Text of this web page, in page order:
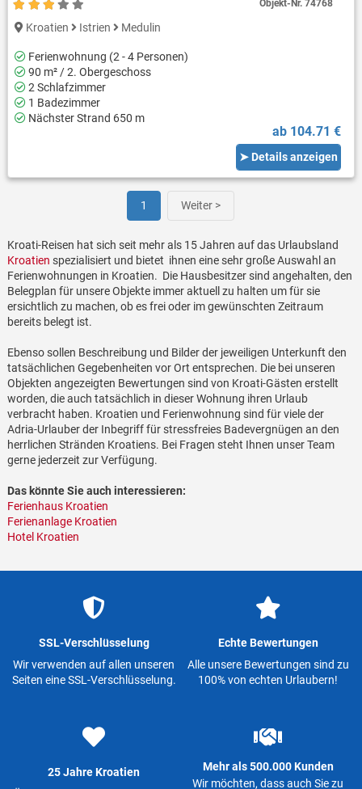
Kroatien Istrien Medulin
Ferienwohnung (2 - 4 Personen)
90 m² / 2. Obergeschoss
2 Schlafzimmer
1 Badezimmer
Nächster Strand 650 m
ab 104.71 €
➤ Details anzeigen
Objekt-Nr.74768
1 Weiter >
Kroati-Reisen hat sich seit mehr als 15 Jahren auf das Urlaubsland
Kroatien spezialisiert und bietet ihnen eine sehr große Auswahl an
Ferienwohnungen in Kroatien. Die Hausbesitzer sind angehalten, den
Belegplan für unsere Objekte immer aktuell zu halten um für sie
ersichtlich zu machen, ob es frei oder im gewünschten Zeitraum
bereits belegt ist.
Ebenso sollen Beschreibung und Bilder der jeweiligen Unterkunft den
tatsächlichen Gegebenheiten vor Ort entsprechen. Die bei unseren
Objekten angezeigten Bewertungen sind von Kroati-Gästen erstellt
worden, die auch tatsächlich in dieser Wohnung ihren Urlaub
verbracht haben. Kroatien und Ferienwohnung sind für viele der
Adria-Urlauber der Inbegriff für stressfreies Badevergnügen an den
herrlichen Stränden Kroatiens. Bei Fragen steht Ihnen unser Team
gerne jederzeit zur Verfügung.
Das könnte Sie auch interessieren:
Ferienhaus Kroatien
Ferienanlage Kroatien
Hotel Kroatien
SSL-Verschlüsselung
Wir verwenden auf allen unseren
Seiten eine SSL-Verschlüsselung.
Echte Bewertungen
Alle unsere Bewertungen sind zu
100% von echten Urlaubern!
25 Jahre Kroatien
Mehr als 500.000 Kunden
Wir möchten, dass auch Sie zu